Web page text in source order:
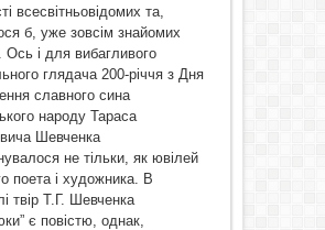
всесвітньовідомих та,
б, уже зовсім знайомих
Ось і для вибагливого
глядача 200-річчя з Дня
славного сина
народу Тараса
Шевченка
не тільки, як ювілей
поета і художника. В
твір Т.Г. Шевченка
є повістю, однак,